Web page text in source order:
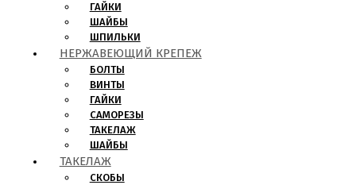
ГАЙКИ
ШАЙБЫ
ШПИЛЬКИ
НЕРЖАВЕЮЩИЙ КРЕПЕЖ
БОЛТЫ
ВИНТЫ
ГАЙКИ
САМОРЕЗЫ
ТАКЕЛАЖ
ШАЙБЫ
ТАКЕЛАЖ
СКОБЫ